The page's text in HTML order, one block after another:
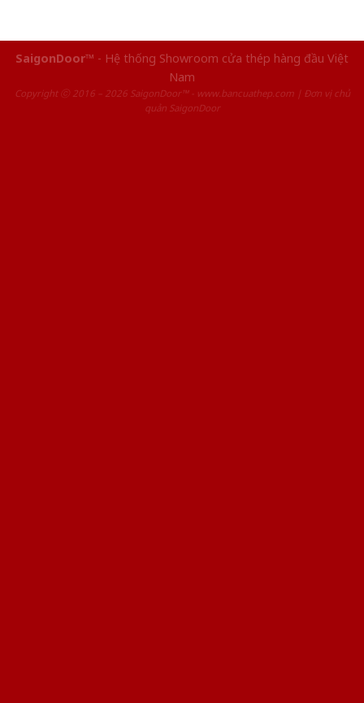
SaigonDoor™ - Hệ thống Showroom cửa thép hàng đầu Việt
Nam
Copyright ⓒ 2016 – 2026 SaigonDoor™ - www.bancuathep.com | Đơn vị chủ
quản SaigonDoor